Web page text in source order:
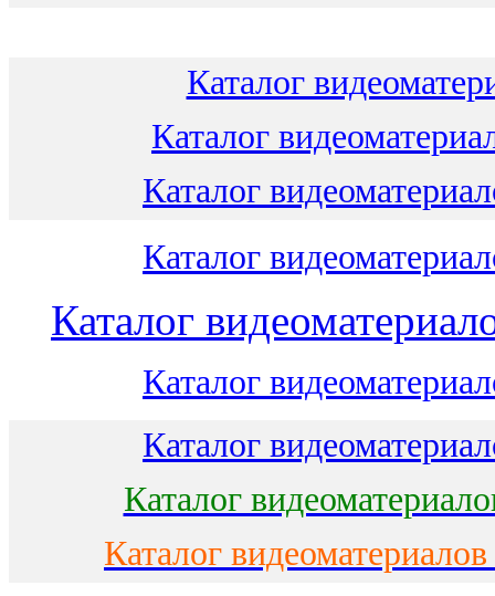
Каталог
Каталог
Каталог
Каталог
Каталог
Каталог
Каталог
Каталог
Каталог